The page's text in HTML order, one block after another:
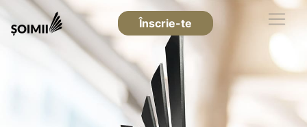
Înscrie-te